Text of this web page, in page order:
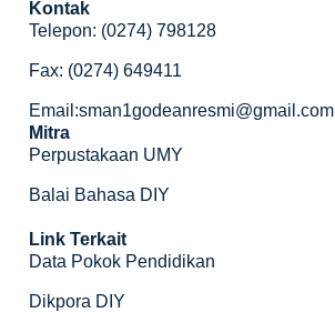
Kontak
Telepon: (0274) 798128
Fax: (0274) 649411
Email:sman1godeanresmi@gmail.com
Mitra
Perpustakaan UMY
Balai Bahasa DIY
Link Terkait
Data Pokok Pendidikan
Dikpora DIY